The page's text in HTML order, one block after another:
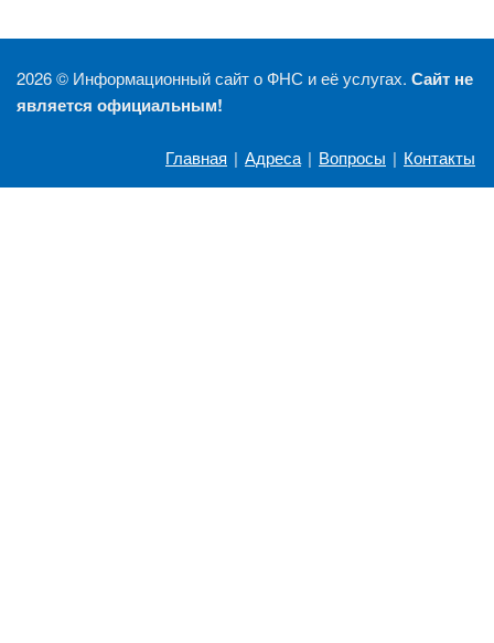
2026 © Информационный сайт о ФНС и её услугах. Сайт не
является официальным!
Главная | Адреса | Вопросы | Контакты